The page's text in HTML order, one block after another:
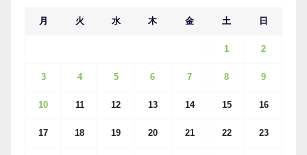
月 火 水 木 金 土 日
1 2
3 4 5 6 7 8 9
10 11 12 13 14 15 16
17 18 19 20 21 22 23